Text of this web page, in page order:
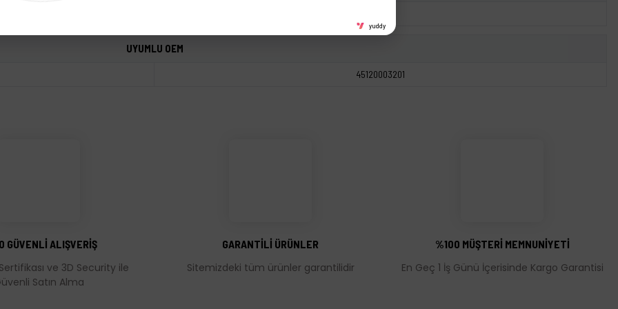
UYUMLU OEM
45120003201
GÜVENLİ ALIŞVERİŞ
ve 3D Security ile
Satın Alma
GARANTİLİ ÜRÜNLER
Sitemizdeki tüm ürünler garantilidir
%100 MÜŞTERİ MEMNUNİYETİ
En Geç 1 İş Günü İçerisinde Kargo Garantisi
yuddy